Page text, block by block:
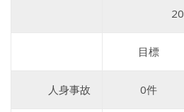
目標
人身事故 0件